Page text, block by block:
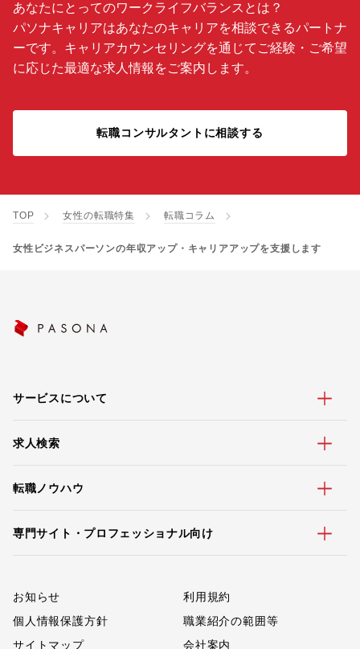
あなたにとってのワークライフバランスとは？
パソナキャリアはあなたのキャリアを相談できるパートナ
ーです。キャリアカウンセリングを通じてご経験・ご希望
に応じた最適な求人情報をご案内します。
転職コンサルタントに相談する
TOP 女性の転職特集 転職コラム
女性ビジネスパーソンの年収アップ・キャリアアップを支援します
サービスについて
求人検索
転職ノウハウ
専門サイト・プロフェッショナル向け
お知らせ
利用規約
個人情報保護方針
職業紹介の範囲等
サイトマップ
会社案内